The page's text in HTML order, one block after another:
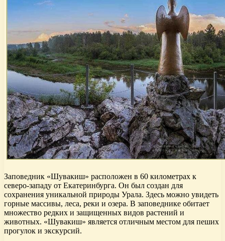
Заповедник «Шувакиш» расположен в 60 километрах к
северо-западу от Екатеринбурга. Он был создан для
сохранения уникальной природы Урала. Здесь можно увидеть
горные массивы, леса, реки и озера. В заповеднике обитает
множество редких и защищенных видов растений и
животных. «Шувакиш» является отличным местом для пеших
прогулок и экскурсий.